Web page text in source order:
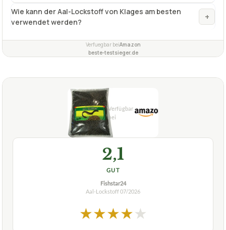
Wie kann der Aal-Lockstoff von Klages am besten
verwendet werden?
+
Verfuegbar beiAmazon
beste-testsieger.de
2,1
GUT
Fishstar24
Aal-Lockstoff07/2026
★★★★★